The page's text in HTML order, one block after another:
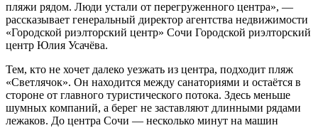
пляжи рядом. Люди устали от перегруженного центра», —
рассказывает генеральный директор агентства недвижимости
«Городской риэлторский центр» Сочи Городской риэлторский
центр Юлия Усачёва.
Тем, кто не хочет далеко уезжать из центра, подходит пляж
«Светлячок». Он находится между санаториями и остаётся в
стороне от главного туристического потока. Здесь меньше
шумных компаний, а берег не заставляют длинными рядами
лежаков. До центра Сочи — несколько минут на машин